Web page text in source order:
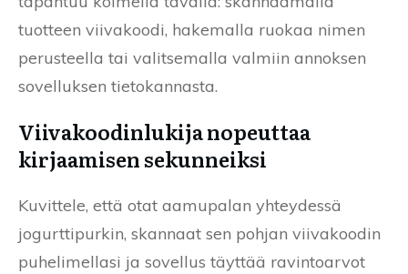
tuotteen viivakoodi, hakemalla ruokaa nimen
perusteella tai valitsemalla valmiin annoksen
sovelluksen tietokannasta.
Viivakoodinlukija nopeuttaa
kirjaamisen sekunneiksi
Kuvittele, että otat aamupalan yhteydessä
jogurttipurkin, skannaat sen pohjan viivakoodin
puhelimellasi ja sovellus täyttää ravintoarvot